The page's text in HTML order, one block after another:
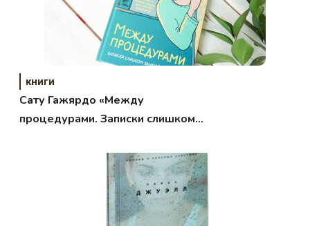
книги
Сату Гажярдо «Между
процедурами. Записки слишком